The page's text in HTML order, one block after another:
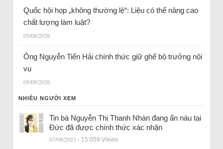
Quốc hội họp „không thường lệ“: Liệu có thể nâng cao
chất lượng làm luật?
05/08/2026
Ông Nguyễn Tiến Hải chính thức giữ ghế bộ trưởng nội
vụ
05/08/2026
NHIỀU NGƯỜI XEM
Tin bà Nguyễn Thị Thanh Nhàn đang ẩn náu tại
Đức đã được chính thức xác nhận
07/08/2023 - 15.059 Views